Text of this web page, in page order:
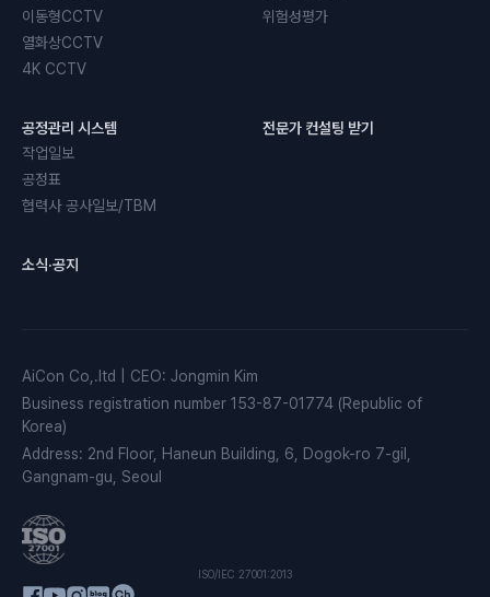
이동형CCTV
열화상CCTV
4K CCTV
위험성평가
공정관리 시스템
작업일보
공정표
협력사 공사일보/TBM
전문가 컨설팅 받기
소식·공지
AiCon Co,.ltd CEO: Jongmin Kim
Business registration number 153-87-01774 (Republic of
Korea)
Address: 2nd Floor, Haneun Building, 6, Dogok-ro 7-gil,
Gangnam-gu, Seoul
ISO/IEC 27001:2013